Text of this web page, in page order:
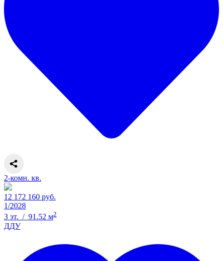
2-комн. кв.
12 172 160 руб.
1/2028
3 эт. / 91.52 м2
ДДУ